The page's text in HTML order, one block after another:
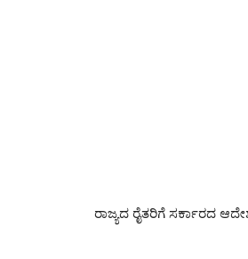
ರಾಜ್ಯದ ರೈತರಿಗೆ ಸರ್ಕಾರದ